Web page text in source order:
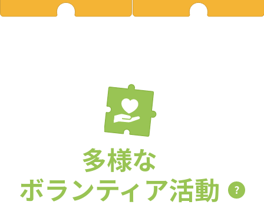
多様な
ボランティア活動
?